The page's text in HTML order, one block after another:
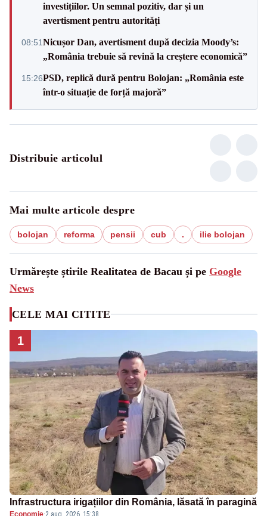
investițiilor. Un semnal pozitiv, dar și un
avertisment pentru autorități
08:51Nicușor Dan, avertisment după decizia Moody’s:
„România trebuie să revină la creștere economică”
15:26PSD, replică dură pentru Bolojan: „România este
într-o situație de forță majoră”
Distribuie articolul
Mai multe articole despre
bolojan reforma pensii cub . ilie bolojan
Urmărește știrile Realitatea de Bacau și pe Google
News
CELE MAI CITITE
1
Infrastructura irigațiilor din România, lăsată în paragină
Economie·2 aug. 2026, 15:38